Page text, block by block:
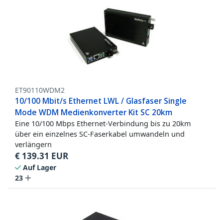
ET90110WDM2
10/100 Mbit/s Ethernet LWL / Glasfaser Single
Mode WDM Medienkonverter Kit SC 20km
Eine 10/100 Mbps Ethernet-Verbindung bis zu 20km
über ein einzelnes SC-Faserkabel umwandeln und
verlängern
€ 139.31 EUR
Auf Lager
23